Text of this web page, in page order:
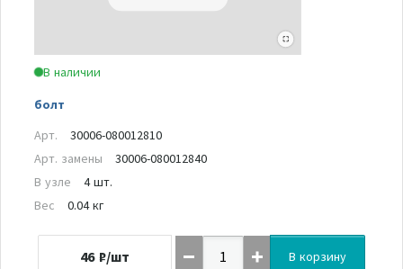
В наличии
болт
Арт.
30006-080012810
Арт. замены
30006-080012840
В узле
4 шт.
Вес
0.04 кг
46 ₽/шт В корзину